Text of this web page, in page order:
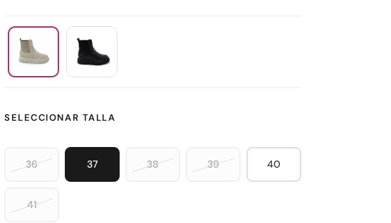
SELECCIONAR TALLA
36 37 38 39 40
41